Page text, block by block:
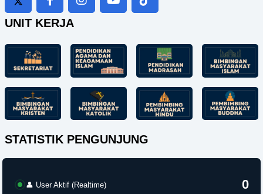
UNIT KERJA
STATISTIK PENGUNJUNG
👤 User Aktif (Realtime) 0